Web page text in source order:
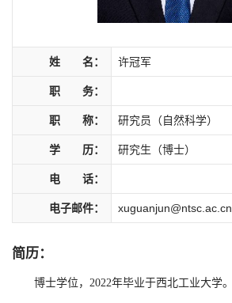
姓 名： 许冠军
职 务：
职 称： 研究员（自然科学）
学 历： 研究生（博士）
电 话：
电子邮件： xuguanjun@ntsc.ac.cn
简历：
博士学位，2022年毕业于西北工业大学。